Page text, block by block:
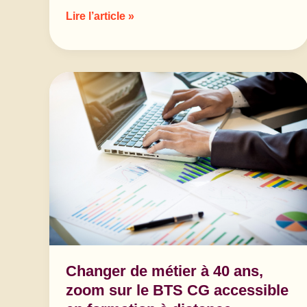
Quelles
pour
dans
mode
Lire l’article »
Changer de métier à 40 ans,
zoom sur le BTS CG accessible